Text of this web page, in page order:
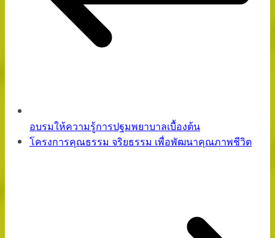
อบรมให้ความรู้การปฐมพยาบาลเบื้องต้น
โครงการคุณธรรม จริยธรรม เพื่อพัฒนาคุณภาพชีวิต